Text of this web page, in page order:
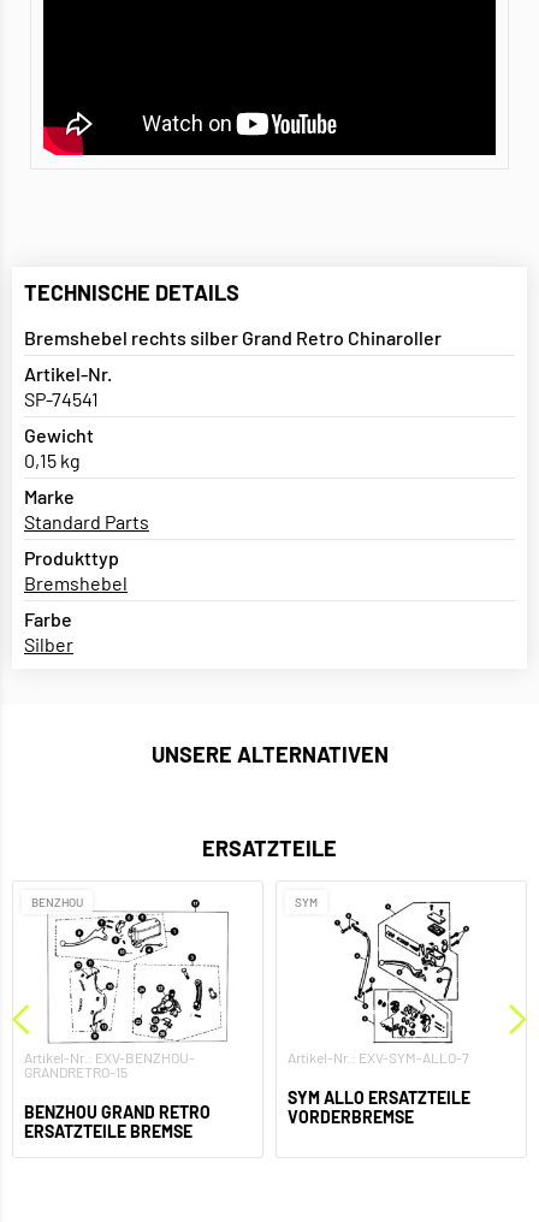
TECHNISCHE DETAILS
Bremshebel rechts silber Grand Retro Chinaroller
Artikel-Nr.
SP-74541
Gewicht
0,15 kg
Marke
Standard Parts
Produkttyp
Bremshebel
Farbe
Silber
UNSERE ALTERNATIVEN
ERSATZTEILE
BENZHOU
Artikel-Nr.: EXV-BENZHOU-
GRANDRETRO-15
BENZHOU GRAND RETRO
ERSATZTEILE BREMSE
SYM
Artikel-Nr.: EXV-SYM-ALLO-7
SYM ALLO ERSATZTEILE
VORDERBREMSE